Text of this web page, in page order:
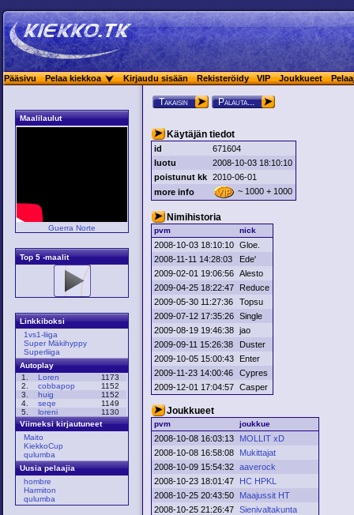
Pääsivu Pelaa kiekkoa Kirjaudu sisään Rekisteröidy VIP Joukkueet
Maalilaulut
Guerra Norte
Top 5 -maalit
Linkkiboksi
1vs1-liiga
Super Mäkihyppy
Superliiga
Autoplay
1.
Loren
1173
2.
cobbapop
1152
3.
huig
1152
4.
seqe
1149
5.
loreni
1130
Viimeksi kirjautuneet
Maito
KiekkoCup
qulumba
Uusia pelaajia
hombre
Harmiton
qulumba
Takaisin Palauta...
Käytäjän tiedot
id
671604
luotu
2008-10-03 18:10:10
poistunut kk 2010-06-01
more info
~ 1000 + 1000
Nimihistoria
pvm nick
2008-10-03 18:10:10 Gloe.
2008-11-11 14:28:03
Ede'
2009-02-01 19:06:56 Alesto
2009-04-25 18:22:47
Reduce
2009-05-30 11:27:36
Topsu
2009-07-12 17:35:26 Single
2009-08-19 19:46:38 jao
2009-09-11 15:26:38
Duster
2009-10-05 15:00:43
Enter
2009-11-23 14:00:46
Cypres
2009-12-01 17:04:57 Casper
Joukkueet
pvm joukkue
2008-10-08 16:03:13
MOLLIT xD
2008-10-08 16:58:08
Mukittajat
2008-10-09 15:54:32 aaverock
2008-10-23 18:01:47
HC HPKL
2008-10-25 20:43:50
Maajussit HT
2008-10-25 21:26:47 Sienivaltakunta